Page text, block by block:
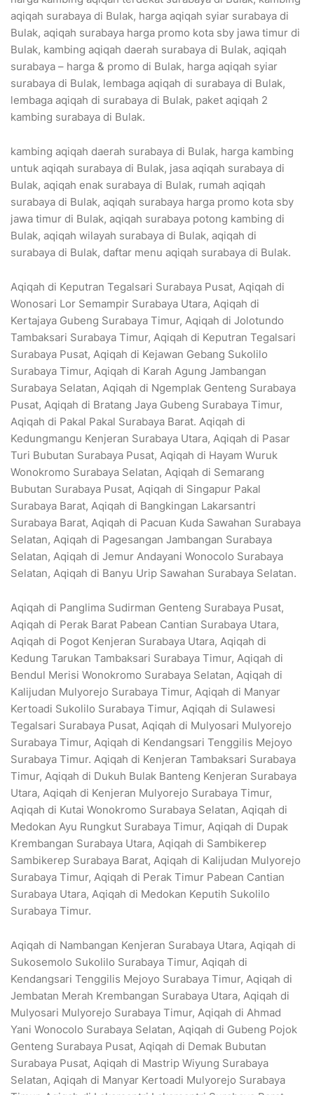
aqiqah surabaya di Bulak, harga aqiqah syiar surabaya di
Bulak, aqiqah surabaya harga promo kota sby jawa timur di
Bulak, kambing aqiqah daerah surabaya di Bulak, aqiqah
surabaya – harga & promo di Bulak, harga aqiqah syiar
surabaya di Bulak, lembaga aqiqah di surabaya di Bulak,
lembaga aqiqah di surabaya di Bulak, paket aqiqah 2
kambing surabaya di Bulak.
kambing aqiqah daerah surabaya di Bulak, harga kambing
untuk aqiqah surabaya di Bulak, jasa aqiqah surabaya di
Bulak, aqiqah enak surabaya di Bulak, rumah aqiqah
surabaya di Bulak, aqiqah surabaya harga promo kota sby
jawa timur di Bulak, aqiqah surabaya potong kambing di
Bulak, aqiqah wilayah surabaya di Bulak, aqiqah di
surabaya di Bulak, daftar menu aqiqah surabaya di Bulak.
Aqiqah di Keputran Tegalsari Surabaya Pusat, Aqiqah di
Wonosari Lor Semampir Surabaya Utara, Aqiqah di
Kertajaya Gubeng Surabaya Timur, Aqiqah di Jolotundo
Tambaksari Surabaya Timur, Aqiqah di Keputran Tegalsari
Surabaya Pusat, Aqiqah di Kejawan Gebang Sukolilo
Surabaya Timur, Aqiqah di Karah Agung Jambangan
Surabaya Selatan, Aqiqah di Ngemplak Genteng Surabaya
Pusat, Aqiqah di Bratang Jaya Gubeng Surabaya Timur,
Aqiqah di Pakal Pakal Surabaya Barat. Aqiqah di
Kedungmangu Kenjeran Surabaya Utara, Aqiqah di Pasar
Turi Bubutan Surabaya Pusat, Aqiqah di Hayam Wuruk
Wonokromo Surabaya Selatan, Aqiqah di Semarang
Bubutan Surabaya Pusat, Aqiqah di Singapur Pakal
Surabaya Barat, Aqiqah di Bangkingan Lakarsantri
Surabaya Barat, Aqiqah di Pacuan Kuda Sawahan Surabaya
Selatan, Aqiqah di Pagesangan Jambangan Surabaya
Selatan, Aqiqah di Jemur Andayani Wonocolo Surabaya
Selatan, Aqiqah di Banyu Urip Sawahan Surabaya Selatan.
Aqiqah di Panglima Sudirman Genteng Surabaya Pusat,
Aqiqah di Perak Barat Pabean Cantian Surabaya Utara,
Aqiqah di Pogot Kenjeran Surabaya Utara, Aqiqah di
Kedung Tarukan Tambaksari Surabaya Timur, Aqiqah di
Bendul Merisi Wonokromo Surabaya Selatan, Aqiqah di
Kalijudan Mulyorejo Surabaya Timur, Aqiqah di Manyar
Kertoadi Sukolilo Surabaya Timur, Aqiqah di Sulawesi
Tegalsari Surabaya Pusat, Aqiqah di Mulyosari Mulyorejo
Surabaya Timur, Aqiqah di Kendangsari Tenggilis Mejoyo
Surabaya Timur. Aqiqah di Kenjeran Tambaksari Surabaya
Timur, Aqiqah di Dukuh Bulak Banteng Kenjeran Surabaya
Utara, Aqiqah di Kenjeran Mulyorejo Surabaya Timur,
Aqiqah di Kutai Wonokromo Surabaya Selatan, Aqiqah di
Medokan Ayu Rungkut Surabaya Timur, Aqiqah di Dupak
Krembangan Surabaya Utara, Aqiqah di Sambikerep
Sambikerep Surabaya Barat, Aqiqah di Kalijudan Mulyorejo
Surabaya Timur, Aqiqah di Perak Timur Pabean Cantian
Surabaya Utara, Aqiqah di Medokan Keputih Sukolilo
Surabaya Timur.
Aqiqah di Nambangan Kenjeran Surabaya Utara, Aqiqah di
Sukosemolo Sukolilo Surabaya Timur, Aqiqah di
Kendangsari Tenggilis Mejoyo Surabaya Timur, Aqiqah di
Jembatan Merah Krembangan Surabaya Utara, Aqiqah di
Mulyosari Mulyorejo Surabaya Timur, Aqiqah di Ahmad
Yani Wonocolo Surabaya Selatan, Aqiqah di Gubeng Pojok
Genteng Surabaya Pusat, Aqiqah di Demak Bubutan
Surabaya Pusat, Aqiqah di Mastrip Wiyung Surabaya
Selatan, Aqiqah di Manyar Kertoadi Mulyorejo Surabaya